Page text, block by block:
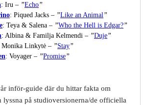
: Iru – ”Echo”
: Piqued Jacks – ”Like an Animal”
: Teya & Salena – ”Who the Hell is Edgar?”
: Albina & Familja Kelmendi – ”Duje”
Monika Linkytė – ”Stay”
: Voyager – ”Promise”
inför-guide där du hittar fakta om
lyssna på studioversionerna/de officiella